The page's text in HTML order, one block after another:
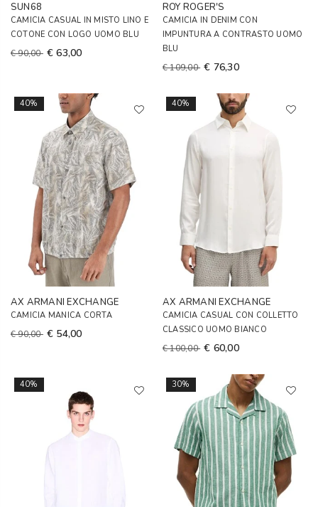
SUN68
CAMICIA CASUAL IN MISTO LINO E
COTONE CON LOGO UOMO BLU
€ 90,00 € 63,00
ROY ROGER'S
CAMICIA IN DENIM CON
IMPUNTURA A CONTRASTO UOMO
BLU
€ 109,00 € 76,30
40%
AX ARMANI EXCHANGE
CAMICIA MANICA CORTA
€ 90,00 € 54,00
40%
AX ARMANI EXCHANGE
CAMICIA CASUAL CON COLLETTO
CLASSICO UOMO BIANCO
€ 100,00 € 60,00
40% 30%